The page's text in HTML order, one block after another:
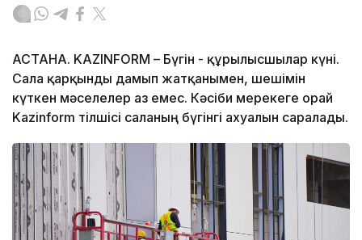
АСТАНА. KAZINFORM – Бүгін - құрылысшылар күні.
Сала қарқынды дамып жатқанымен, шешімін
күткен мәселелер аз емес. Кәсіби мерекеге орай
Kazinform тілшісі саланың бүгінгі ахуалын саралады.